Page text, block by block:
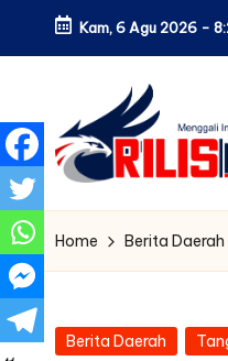
Skip
content
Kam, 6 Agu 2026 -
Home Berita Daerah
Posted
Berita Daerah